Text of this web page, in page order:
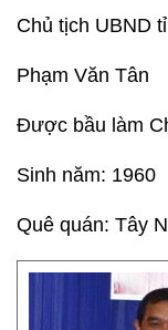
Chủ tịch UBND
Phạm Văn Tân
Được bầu làm
Sinh năm: 1960
Quê quán: Tây